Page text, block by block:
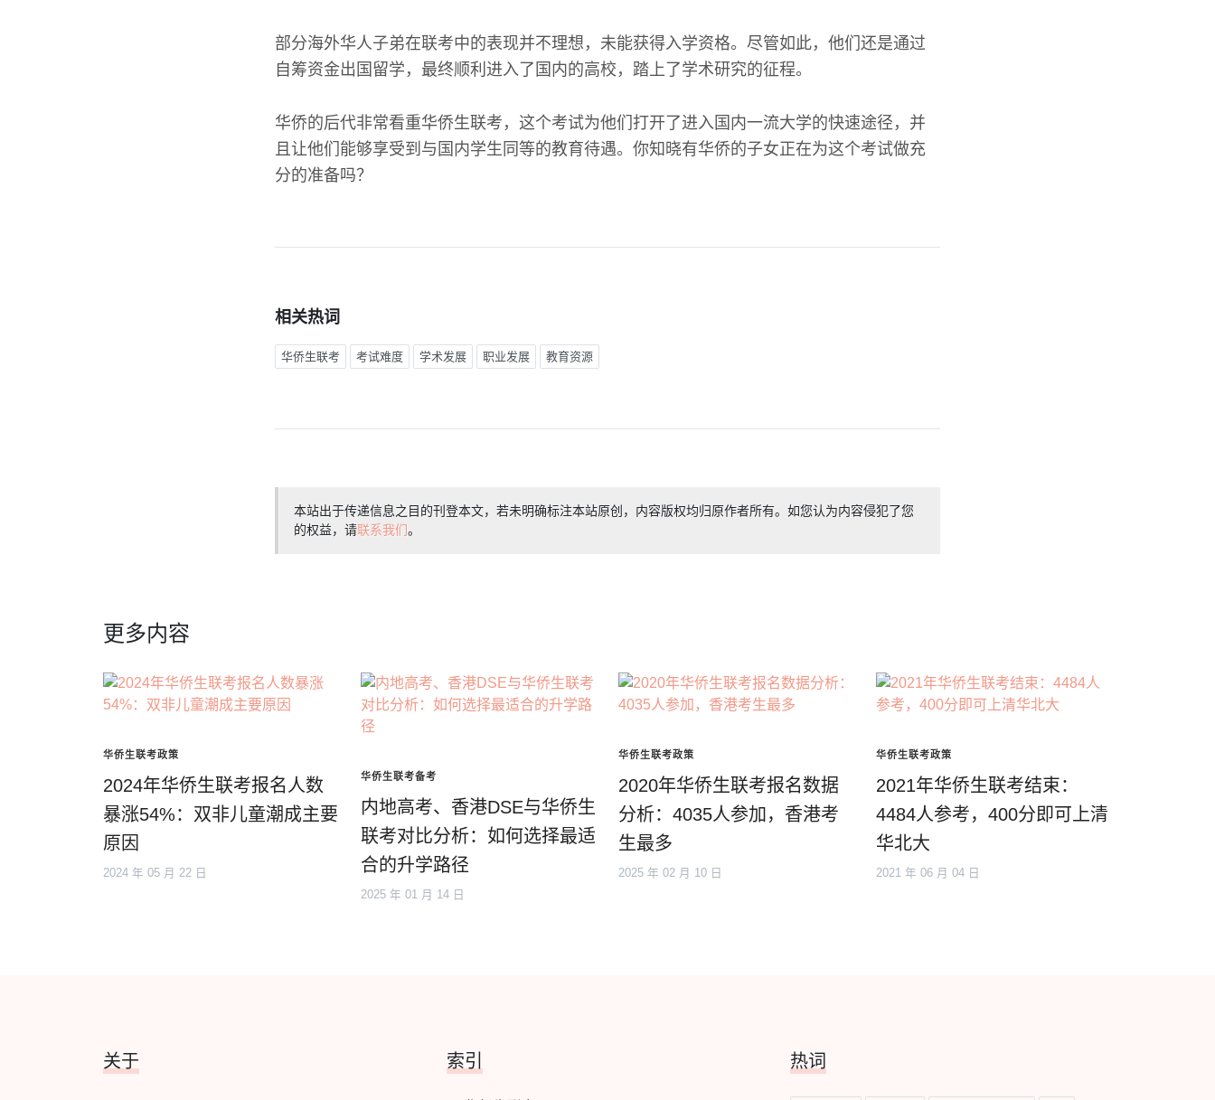
部分海外华人子弟在联考中的表现并不理想，未能获得入学资格。尽管如此，他们还是通过
自筹资金出国留学，最终顺利进入了国内的高校，踏上了学术研究的征程。
华侨的后代非常看重华侨生联考，这个考试为他们打开了进入国内一流大学的快速途径，并
且让他们能够享受到与国内学生同等的教育待遇。你知晓有华侨的子女正在为这个考试做充
分的准备吗？
相关热词
华侨生联考 考试难度 学术发展 职业发展 教育资源
本站出于传递信息之目的刊登本文，若未明确标注本站原创，内容版权均归原作者所有。如您认为内容侵犯了您
的权益，请联系我们。
更多内容
华侨生联考政策
2024年华侨生联考报名人数
暴涨54%：双非儿童潮成主要
原因
2024 年 05 月 22 日
华侨生联考备考
内地高考、香港DSE与华侨生
联考对比分析：如何选择最适
合的升学路径
2025 年 01 月 14 日
华侨生联考政策
2020年华侨生联考报名数据
分析：4035人参加，香港考
生最多
2025 年 02 月 10 日
华侨生联考政策
2021年华侨生联考结束：
4484人参考，400分即可上清
华北大
2021 年 06 月 04 日
关于 索引 热词